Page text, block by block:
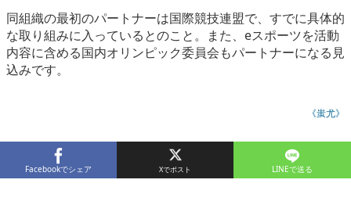
同組織の最初のパートナーは国際競技連盟で、すでに具体的
な取り組みに入っているとのこと。また、eスポーツを活動
内容に含める国内オリンピック委員会もパートナーになる見
込みです。
《蚩尤》
Facebookでシェア LINEで送る